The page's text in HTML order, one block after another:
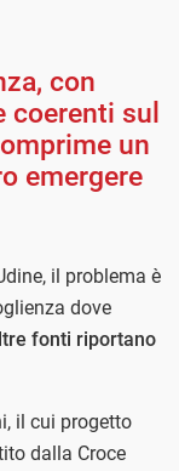
con
sul
un
emergere
il problema è
dove
fonti riportano
il cui progetto
dalla Croce